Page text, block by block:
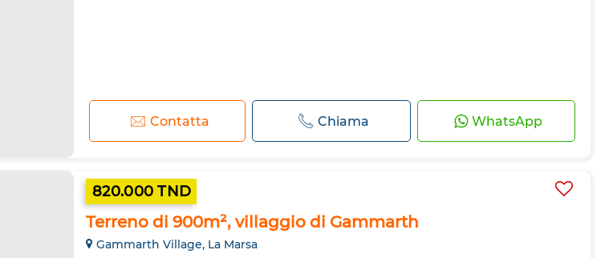
Contatta Chiama WhatsApp
820.000 TND
Terreno di 900m², villaggio di Gammarth
Gammarth Village, La Marsa